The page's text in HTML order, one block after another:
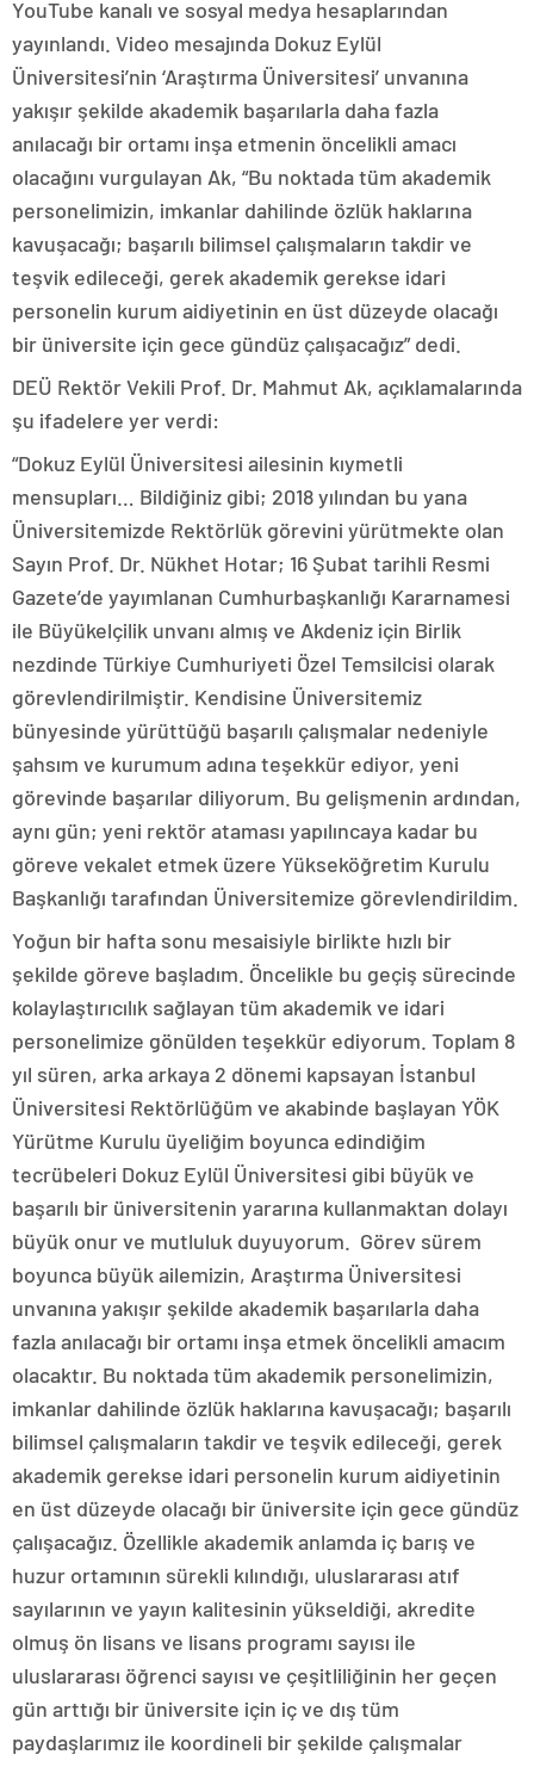
YouTube kanalı ve sosyal medya hesaplarından
yayınlandı. Video mesajında Dokuz Eylül
Üniversitesi’nin ‘Araştırma Üniversitesi’ unvanına
yakışır şekilde akademik başarılarla daha fazla
anılacağı bir ortamı inşa etmenin öncelikli amacı
olacağını vurgulayan Ak, “Bu noktada tüm akademik
personelimizin, imkanlar dahilinde özlük haklarına
kavuşacağı; başarılı bilimsel çalışmaların takdir ve
teşvik edileceği, gerek akademik gerekse idari
personelin kurum aidiyetinin en üst düzeyde olacağı
bir üniversite için gece gündüz çalışacağız” dedi.
DEÜ Rektör Vekili Prof. Dr. Mahmut Ak, açıklamalarında
şu ifadelere yer verdi:
“Dokuz Eylül Üniversitesi ailesinin kıymetli
mensupları… Bildiğiniz gibi; 2018 yılından bu yana
Üniversitemizde Rektörlük görevini yürütmekte olan
Sayın Prof. Dr. Nükhet Hotar; 16 Şubat tarihli Resmi
Gazete’de yayımlanan Cumhurbaşkanlığı Kararnamesi
ile Büyükelçilik unvanı almış ve Akdeniz için Birlik
nezdinde Türkiye Cumhuriyeti Özel Temsilcisi olarak
görevlendirilmiştir. Kendisine Üniversitemiz
bünyesinde yürüttüğü başarılı çalışmalar nedeniyle
şahsım ve kurumum adına teşekkür ediyor, yeni
görevinde başarılar diliyorum. Bu gelişmenin ardından,
aynı gün; yeni rektör ataması yapılıncaya kadar bu
göreve vekalet etmek üzere Yükseköğretim Kurulu
Başkanlığı tarafından Üniversitemize görevlendirildim.
Yoğun bir hafta sonu mesaisiyle birlikte hızlı bir
şekilde göreve başladım. Öncelikle bu geçiş sürecinde
kolaylaştırıcılık sağlayan tüm akademik ve idari
personelimize gönülden teşekkür ediyorum. Toplam 8
yıl süren, arka arkaya 2 dönemi kapsayan İstanbul
Üniversitesi Rektörlüğüm ve akabinde başlayan YÖK
Yürütme Kurulu üyeliğim boyunca edindiğim
tecrübeleri Dokuz Eylül Üniversitesi gibi büyük ve
başarılı bir üniversitenin yararına kullanmaktan dolayı
büyük onur ve mutluluk duyuyorum. Görev sürem
boyunca büyük ailemizin, Araştırma Üniversitesi
unvanına yakışır şekilde akademik başarılarla daha
fazla anılacağı bir ortamı inşa etmek öncelikli amacım
olacaktır. Bu noktada tüm akademik personelimizin,
imkanlar dahilinde özlük haklarına kavuşacağı; başarılı
bilimsel çalışmaların takdir ve teşvik edileceği, gerek
akademik gerekse idari personelin kurum aidiyetinin
en üst düzeyde olacağı bir üniversite için gece gündüz
çalışacağız. Özellikle akademik anlamda iç barış ve
huzur ortamının sürekli kılındığı, uluslararası atıf
sayılarının ve yayın kalitesinin yükseldiği, akredite
olmuş ön lisans ve lisans programı sayısı ile
uluslararası öğrenci sayısı ve çeşitliliğinin her geçen
gün arttığı bir üniversite için iç ve dış tüm
paydaşlarımız ile koordineli bir şekilde çalışmalar